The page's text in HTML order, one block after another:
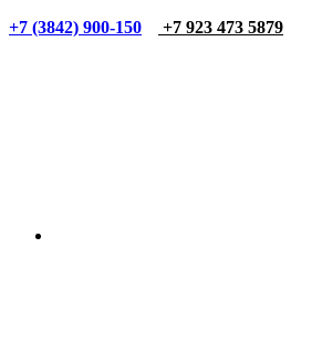
+7 (3842) 900-150
+7 923 473 5879